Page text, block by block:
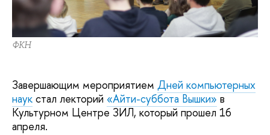
ФКН
Завершающим мероприятием Дней компьютерных
наук стал лекторий «Айти-суббота Вышки» в
Культурном Центре ЗИЛ, который прошел 16
апреля.